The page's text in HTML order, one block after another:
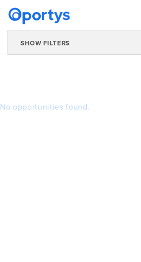
SHOW FILTERS
No opportunities found.